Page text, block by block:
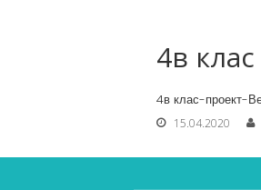
4в
4в клас-проект-
15.04.2020